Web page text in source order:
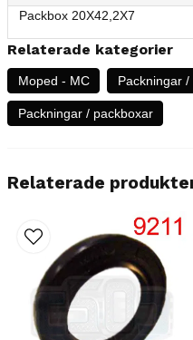
Packbox 20X42,2X7
Relaterade kategorier
Moped - MC Packningar
Packningar / packboxar
Relaterade